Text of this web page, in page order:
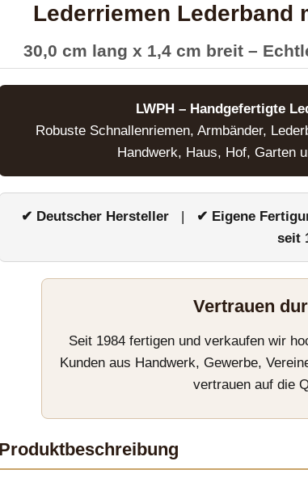
Lederriemen Lederband
30,0 cm lang x 1,4 cm breit –
LWPH – Handgefertigte
Robuste Schnallenriemen, Armbänder,
Handwerk, Haus, Hof, Garten
✔ Deutscher Hersteller | ✔ Eigene
seit
Vertrauen
Seit 1984 fertigen und verkaufen wir
Kunden aus Handwerk, Gewerbe,
vertrauen auf die
Produktbeschreibung